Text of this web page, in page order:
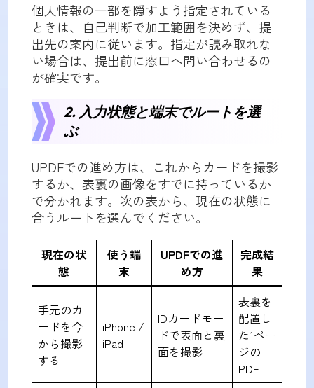
個人情報の一部を隠すよう指定されている
ときは、自己判断で加工範囲を決めず、提
出先の案内に従います。指定が読み取れな
い場合は、提出前に窓口へ問い合わせるの
が確実です。
2. 入力状態と端末でルートを選
ぶ
UPDFでの進め方は、これからカードを撮影
するか、表裏の画像をすでに持っているか
で分かれます。次の表から、現在の状態に
合うルートを選んでください。
現在の状
態
使う端
末
UPDFでの進
め方
完成結
果
手元のカ
ードを今
から撮影
する
iPhone /
iPad
IDカードモー
ドで表面と裏
面を撮影
表裏を
配置し
た1ペー
ジの
PDF